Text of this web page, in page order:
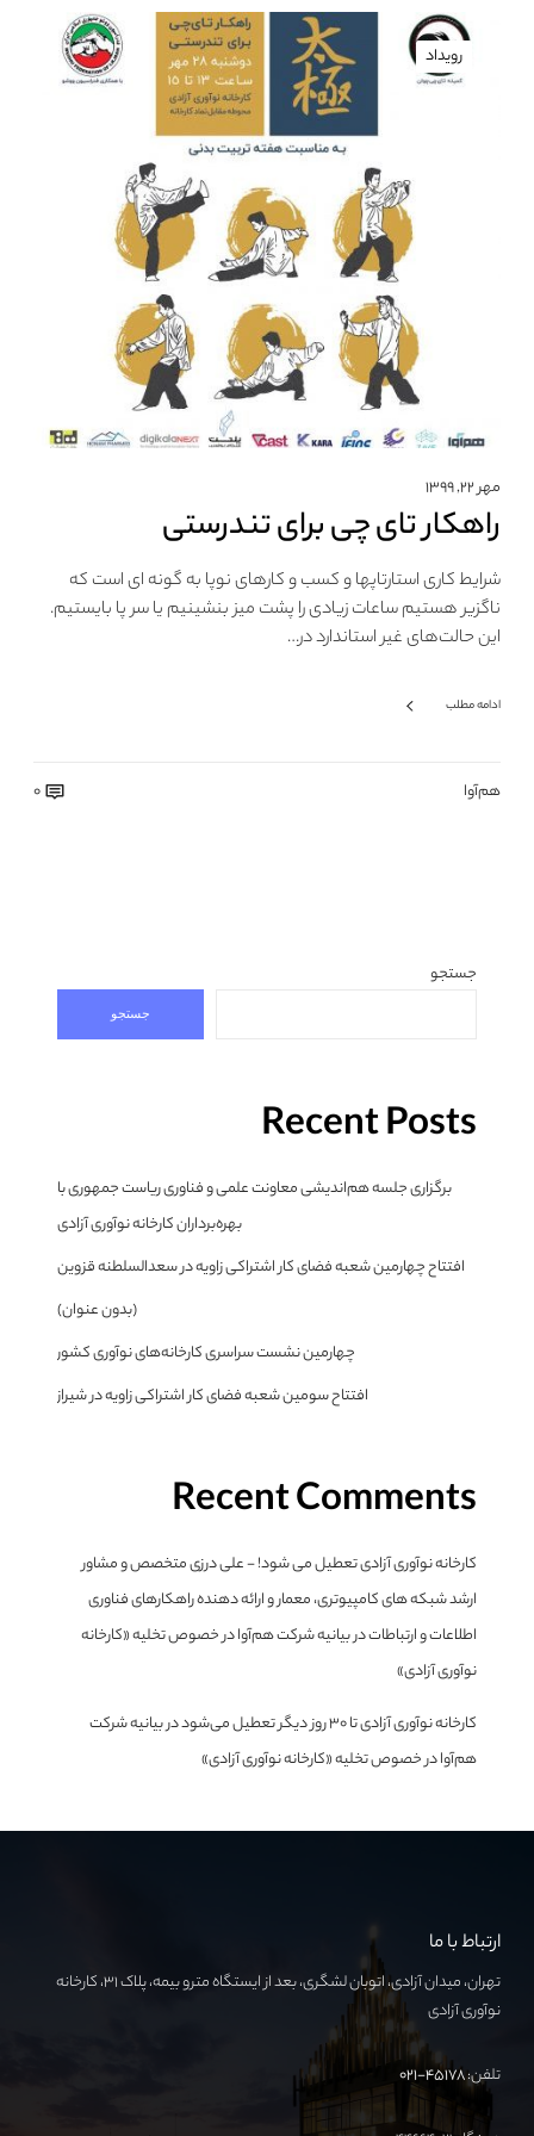
رویداد
مهر ۲۲, ۱۳۹۹
راهکار تای چی برای تندرستی
شرایط کاری استارتاپها و کسب و کارهای نوپا به گونه ای است که
ناگزیر هستیم ساعات زیادی را پشت میز بنشینیم یا سر پا بایستیم.
این حالت‌های غیر استاندارد در…
ادامه مطلب
هم‌آوا 0
جستجو
جستجو
Recent Posts
برگزاری جلسه هم‌اندیشی معاونت علمی و فناوری ریاست جمهوری با
بهره‌برداران کارخانه نوآوری آزادی
افتتاح چهارمین شعبه فضای کار اشتراکی زاویه در سعدالسلطنه قزوین
(بدون عنوان)
چهارمین نشست سراسری کارخانه‌های نوآوری کشور
افتتاح سومین شعبه فضای کار اشتراکی زاویه در شیراز
Recent Comments
کارخانه نوآوری آزادی تعطیل می شود! - علی درزی متخصص و مشاور
ارشد شبکه های کامپیوتری، معمار و ارائه دهنده راهکارهای فناوری
اطلاعات و ارتباطاتدربیانیه شرکت هم‌آوا در خصوص تخلیه «کارخانه
نوآوری آزادی»
کارخانه نوآوری آزادی تا ۳۰ روز دیگر تعطیل می‌شود دربیانیه شرکت
هم‌آوا در خصوص تخلیه «کارخانه نوآوری آزادی»
ارتباط با ما
تهران، میدان آزادی، اتوبان لشگری، بعد از ایستگاه مترو بیمه، پلاک ۳۱، کارخانه
نوآوری آزادی
تلفن:۴۵۱۷۸-۰۲۱